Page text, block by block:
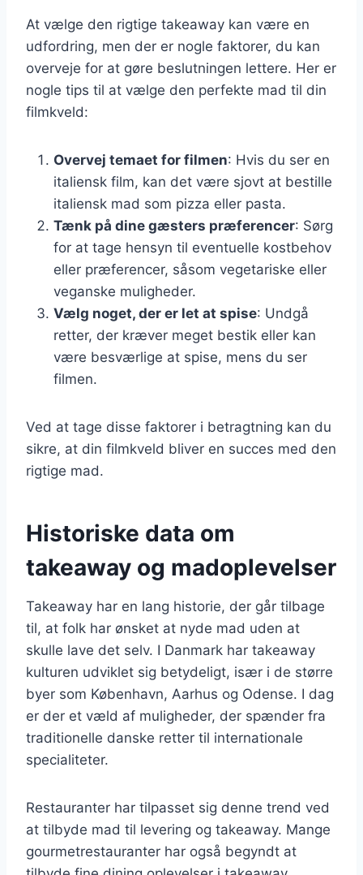
At vælge den rigtige takeaway kan være en
udfordring, men der er nogle faktorer, du kan
overveje for at gøre beslutningen lettere. Her er
nogle tips til at vælge den perfekte mad til din
filmkveld:
Overvej temaet for filmen: Hvis du ser en
italiensk film, kan det være sjovt at bestille
italiensk mad som pizza eller pasta.
Tænk på dine gæsters præferencer: Sørg
for at tage hensyn til eventuelle kostbehov
eller præferencer, såsom vegetariske eller
veganske muligheder.
Vælg noget, der er let at spise: Undgå
retter, der kræver meget bestik eller kan
være besværlige at spise, mens du ser
filmen.
Ved at tage disse faktorer i betragtning kan du
sikre, at din filmkveld bliver en succes med den
rigtige mad.
Historiske data om
takeaway og madoplevelser
Takeaway har en lang historie, der går tilbage
til, at folk har ønsket at nyde mad uden at
skulle lave det selv. I Danmark har takeaway
kulturen udviklet sig betydeligt, især i de større
byer som København, Aarhus og Odense. I dag
er der et væld af muligheder, der spænder fra
traditionelle danske retter til internationale
specialiteter.
Restauranter har tilpasset sig denne trend ved
at tilbyde mad til levering og takeaway. Mange
gourmetrestauranter har også begyndt at